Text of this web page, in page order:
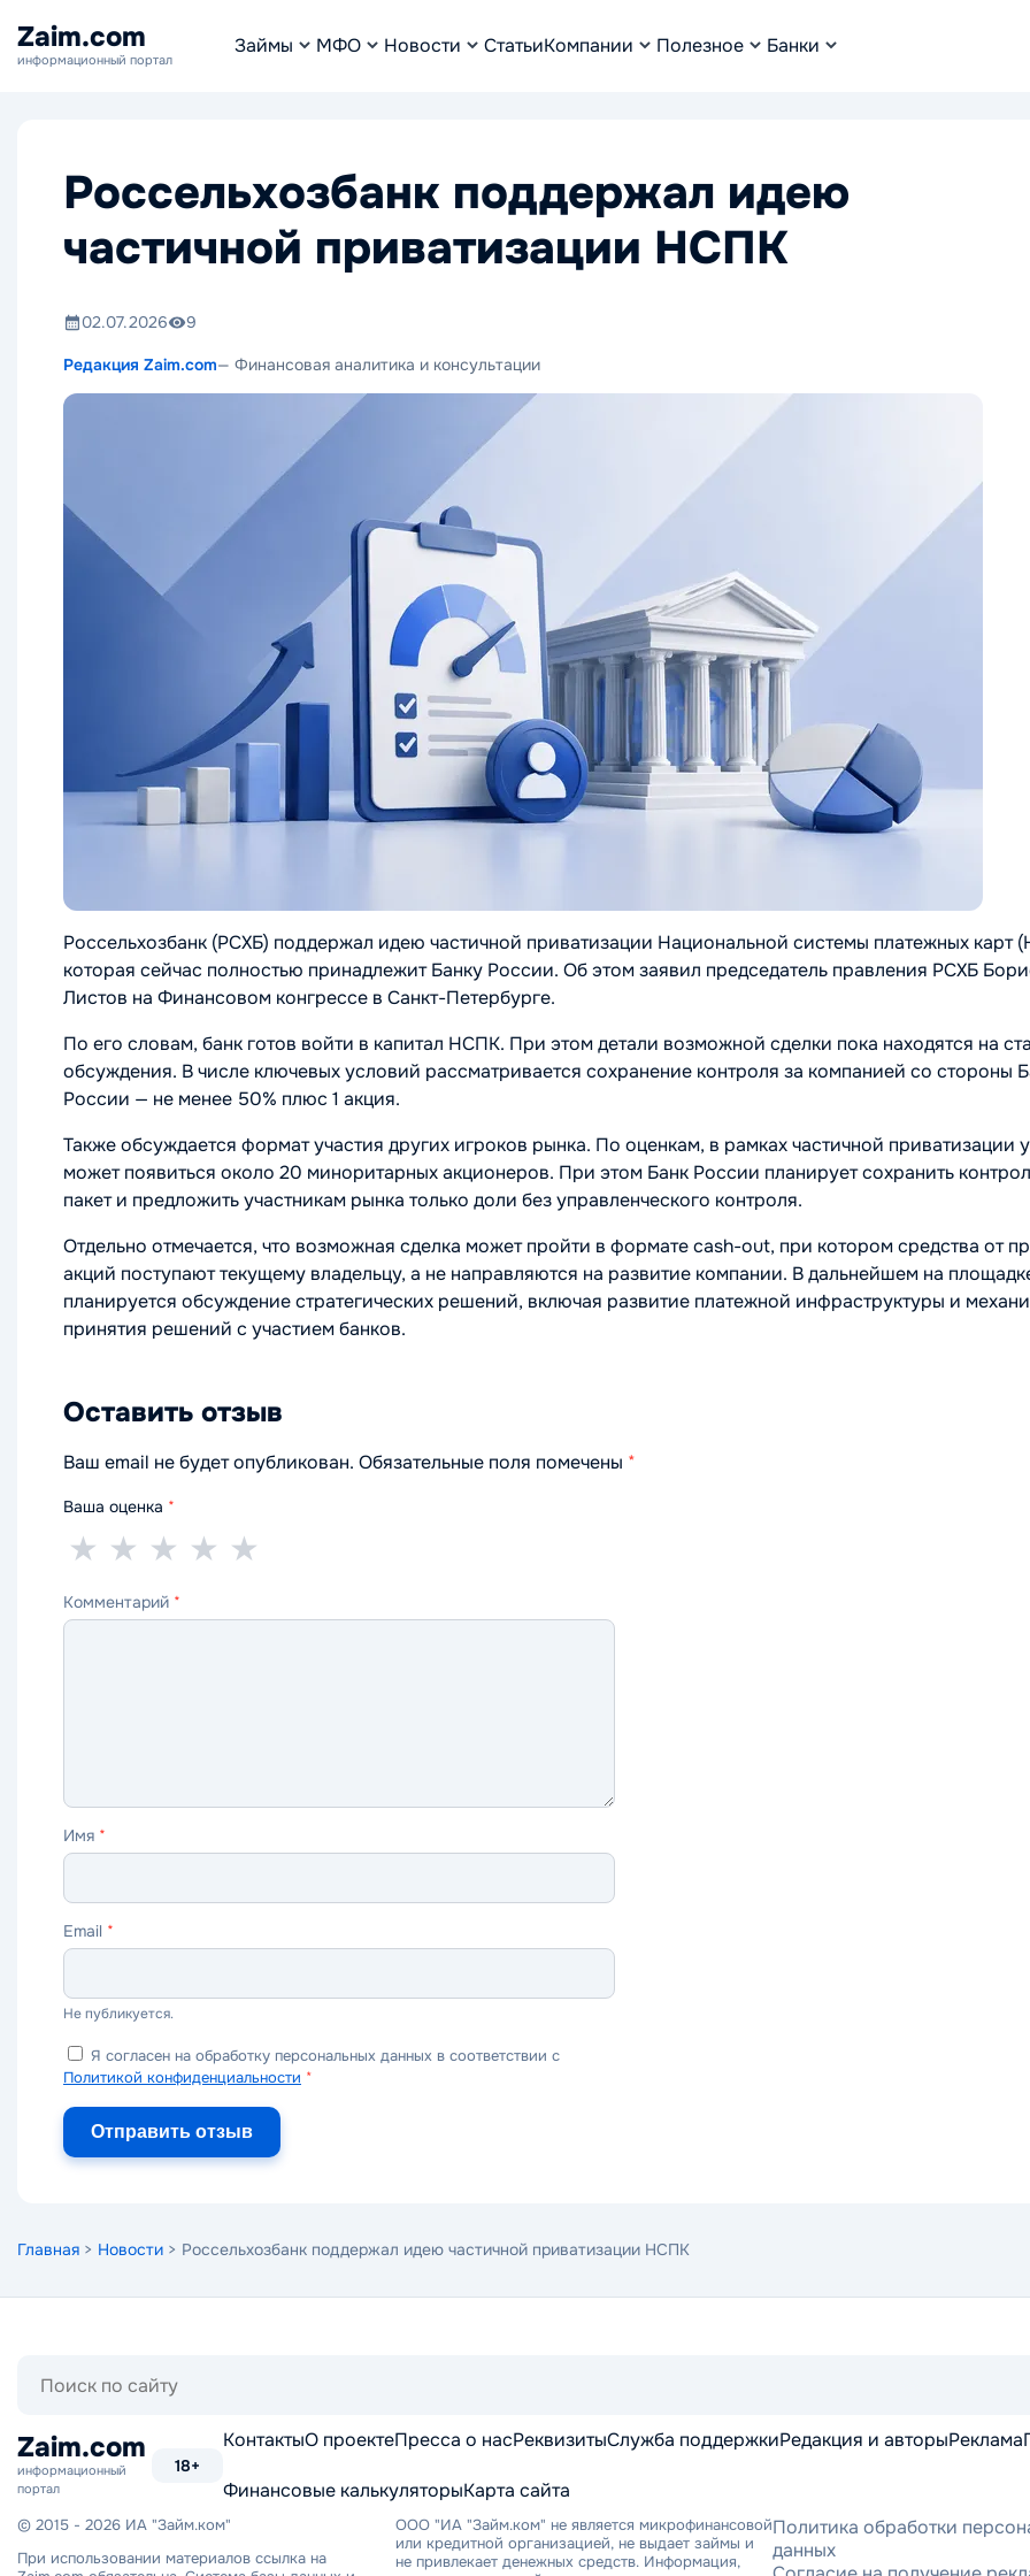
Zaim.com
информационный портал
Займы МФО Новости СтатьиКомпании Полезное Банки
Россельхозбанк поддержал идею
частичной приватизации НСПК
02.07.2026 9
Редакция Zaim.com— Финансовая аналитика и консультации
Россельхозбанк (РСХБ) поддержал идею частичной приватизации Национальной системы платежных карт
которая сейчас полностью принадлежит Банку России. Об этом заявил председатель правления РСХБ
Листов на Финансовом конгрессе в Санкт-Петербурге.
По его словам, банк готов войти в капитал НСПК. При этом детали возможной сделки пока находятся на
обсуждения. В числе ключевых условий рассматривается сохранение контроля за компанией со стороны
России — не менее 50% плюс 1 акция.
Также обсуждается формат участия других игроков рынка. По оценкам, в рамках частичной приватизации
может появиться около 20 миноритарных акционеров. При этом Банк России планирует сохранить
пакет и предложить участникам рынка только доли без управленческого контроля.
Отдельно отмечается, что возможная сделка может пройти в формате cash-out, при котором средства от
акций поступают текущему владельцу, а не направляются на развитие компании. В дальнейшем на
планируется обсуждение стратегических решений, включая развитие платежной инфраструктуры и
принятия решений с участием банков.
Оставить отзыв
Ваш email не будет опубликован. Обязательные поля помечены *
Ваша оценка *
5
—
★
4
—
★
3
—
★
2
—
★
1
—
★
Комментарий *
Имя *
Email *
Не публикуется.
Я согласен на обработку персональных данных в соответствии с
Политикой конфиденциальности *
Отправить отзыв
Главная > Новости > Россельхозбанк поддержал идею частичной приватизации НСПК
Zaim.com
информационный
портал
18+
КонтактыО проектеПресса о насРеквизитыСлужба поддержкиРедакция и авторыРеклама
Финансовые калькуляторыКарта сайта
© 2015 - 2026 ИА "Займ.ком"
При использовании материалов ссылка на
ООО "ИА "Займ.ком" не является микрофинансовой
или кредитной организацией, не выдает займы и
не привлекает денежных средств. Информация,
Политика обработки
данных